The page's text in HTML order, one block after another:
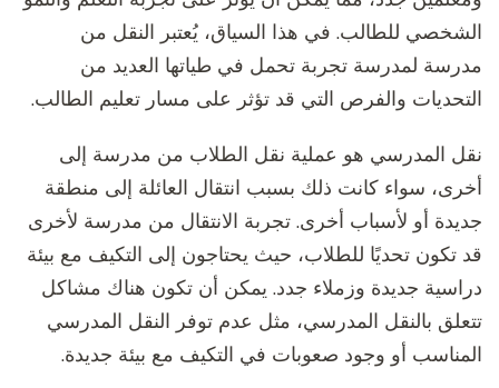
الشخصي للطالب. في هذا السياق، يُعتبر النقل من
مدرسة لمدرسة تجربة تحمل في طياتها العديد من
التحديات والفرص التي قد تؤثر على مسار تعليم الطالب.
نقل المدرسي هو عملية نقل الطلاب من مدرسة إلى
أخرى، سواء كانت ذلك بسبب انتقال العائلة إلى منطقة
جديدة أو لأسباب أخرى. تجربة الانتقال من مدرسة لأخرى
قد تكون تحديًا للطلاب، حيث يحتاجون إلى التكيف مع بيئة
دراسية جديدة وزملاء جدد. يمكن أن تكون هناك مشاكل
تتعلق بالنقل المدرسي، مثل عدم توفر النقل المدرسي
المناسب أو وجود صعوبات في التكيف مع بيئة جديدة.